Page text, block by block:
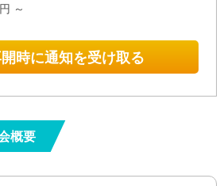
～
時に通知を受け取る
概要